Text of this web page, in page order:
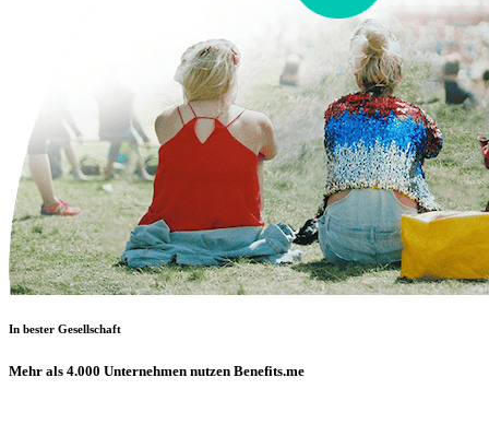
In bester Gesellschaft
Mehr als 4.000 Unternehmen nutzen Benefits.me